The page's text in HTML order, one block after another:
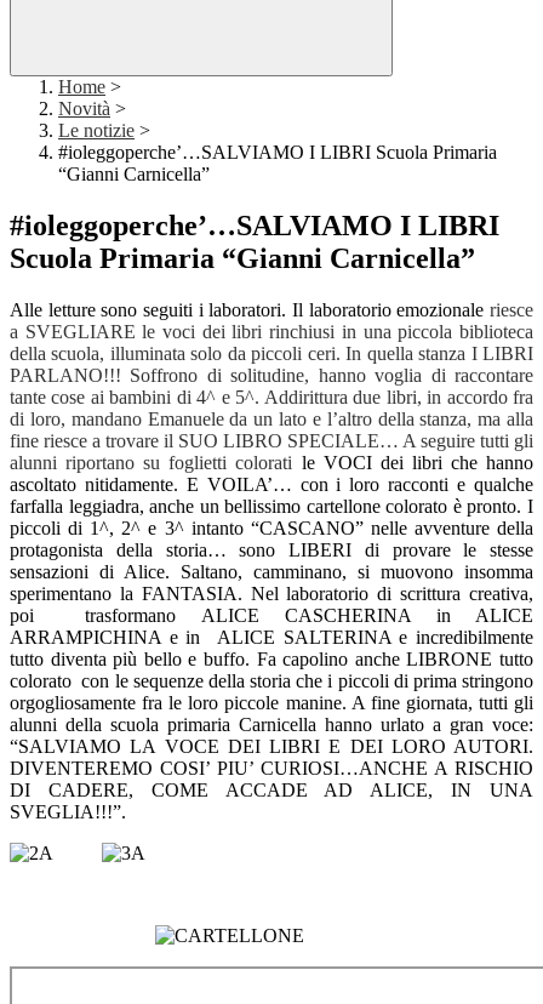
Home >
Novità >
Le notizie >
#ioleggoperche’…SALVIAMO I LIBRI Scuola Primaria
“Gianni Carnicella”
#ioleggoperche’…SALVIAMO I LIBRI
Scuola Primaria “Gianni Carnicella”
Alle letture sono seguiti i laboratori. Il laboratorio emozionale riesce
a SVEGLIARE le voci dei libri rinchiusi in una piccola biblioteca
della scuola, illuminata solo da piccoli ceri. In quella stanza I LIBRI
PARLANO!!! Soffrono di solitudine, hanno voglia di raccontare
tante cose ai bambini di 4^ e 5^. Addirittura due libri, in accordo fra
di loro, mandano Emanuele da un lato e l’altro della stanza, ma alla
fine riesce a trovare il SUO LIBRO SPECIALE… A seguire tutti gli
alunni riportano su foglietti colorati le VOCI dei libri che hanno
ascoltato nitidamente. E VOILA’… con i loro racconti e qualche
farfalla leggiadra, anche un bellissimo cartellone colorato è pronto. I
piccoli di 1^, 2^ e 3^ intanto “CASCANO” nelle avventure della
protagonista della storia… sono LIBERI di provare le stesse
sensazioni di Alice. Saltano, camminano, si muovono insomma
sperimentano la FANTASIA. Nel laboratorio di scrittura creativa,
poi
trasformano ALICE CASCHERINA in ALICE
ARRAMPICHINA e in
ALICE SALTERINA e incredibilmente
tutto diventa più bello e buffo. Fa capolino anche LIBRONE tutto
colorato con le sequenze della storia che i piccoli di prima stringono
orgogliosamente fra le loro piccole manine. A fine giornata, tutti gli
alunni della scuola primaria Carnicella hanno urlato a gran voce:
“SALVIAMO LA VOCE DEI LIBRI E DEI LORO AUTORI.
DIVENTEREMO COSI’ PIU’ CURIOSI…ANCHE A RISCHIO
DI CADERE, COME ACCADE AD ALICE, IN UNA
SVEGLIA!!!”.